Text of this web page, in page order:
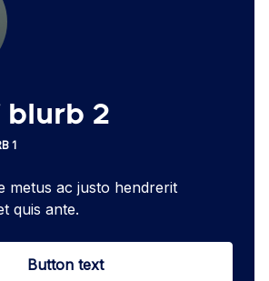
blurb 2
1
metus ac justo hendrerit
quis ante.
Button text